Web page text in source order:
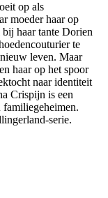
op als
moeder haar op
haar tante Dorien
te
leven. Maar
haar op het spoor
naar identiteit
Crispijn is een
familiegeheimen.
serie.